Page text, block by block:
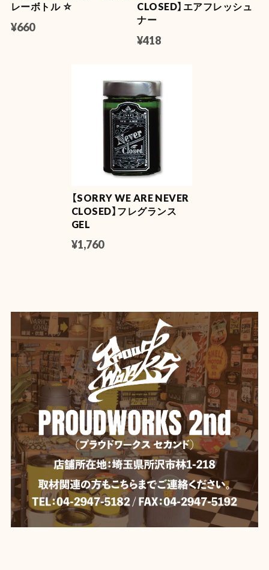
レーボトル ☆
¥660
CLOSED】エアフレッシュ
ナー
¥418
【SORRY WE ARE NEVER
CLOSED】フレグランス
GEL
¥1,760